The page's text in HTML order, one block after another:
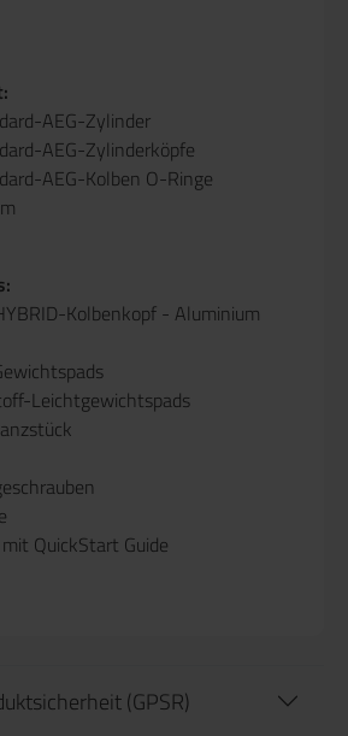
AEG-Zylinder
AEG-Zylinderköpfe
AEG-Kolben O-Ringe
Kolbenkopf - Aluminium
Leichtgewichtspads
QuickStart Guide
(GPSR)